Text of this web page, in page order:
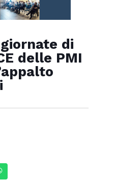
di
delle PMI